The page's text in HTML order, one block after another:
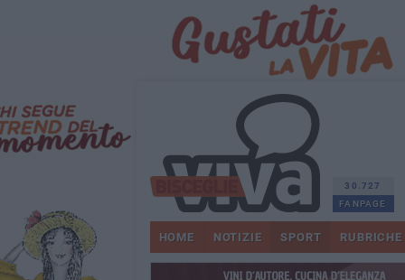
30.727
FANPAGE
HOME NOTIZIE SPORT RUBRICHE